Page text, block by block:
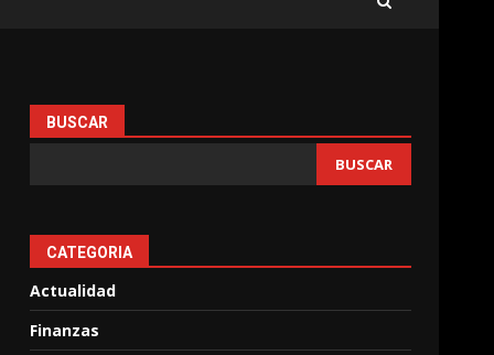
BUSCAR
BUSCAR
CATEGORIA
Actualidad
Finanzas